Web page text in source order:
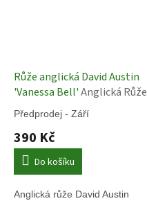
Růže anglická David Austin
'Vanessa Bell'Anglická Růže
Předprodej - Září
390 Kč
Do košíku
Anglická růže David Austin